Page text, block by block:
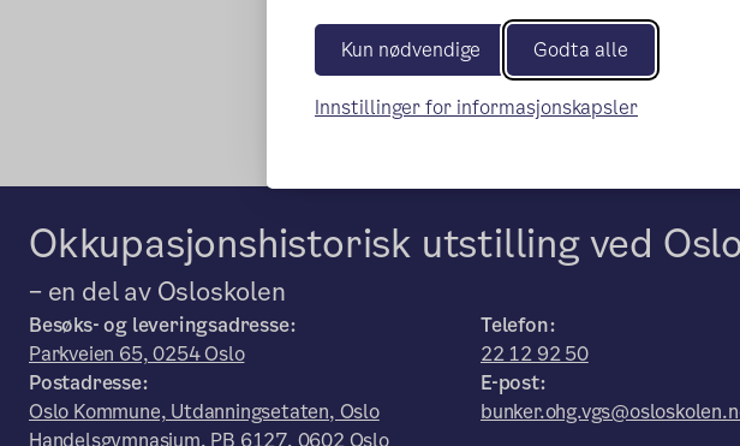
Kun nødvendige Godta alle
Innstillinger for informasjonskapsler
Okkupasjonshistorisk utstilling ved
– en del av Osloskolen
Besøks- og leveringsadresse:
Parkveien 65, 0254 Oslo
Postadresse:
Oslo Kommune, Utdanningsetaten, Oslo
Telefon:
22 12 92 50
E-post: